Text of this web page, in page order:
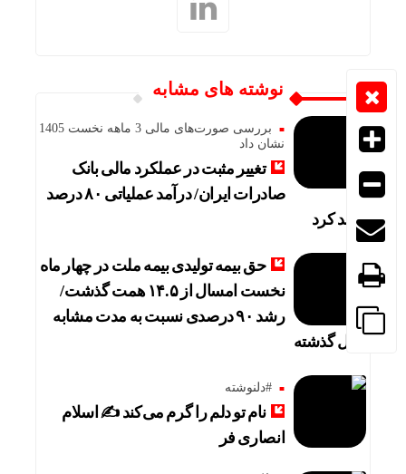
نوشته های مشابه
بررسی صورت‌های مالی 3 ماهه نخست 1405
نشان داد
تغییر مثبت در عملکرد مالی بانک
صادرات ایران/ درآمد عملیاتی ۸۰ درصد
رشد کرد
حق بیمه تولیدی بیمه ملت در چهار ماه
نخست امسال از ۱۴.۵ همت گذشت/
رشد ۹۰ درصدی نسبت به مدت مشابه
سال گذشته
#دلنوشته
نام تو دلم را گرم می‌کند ✍️ اسلام
انصاری فر